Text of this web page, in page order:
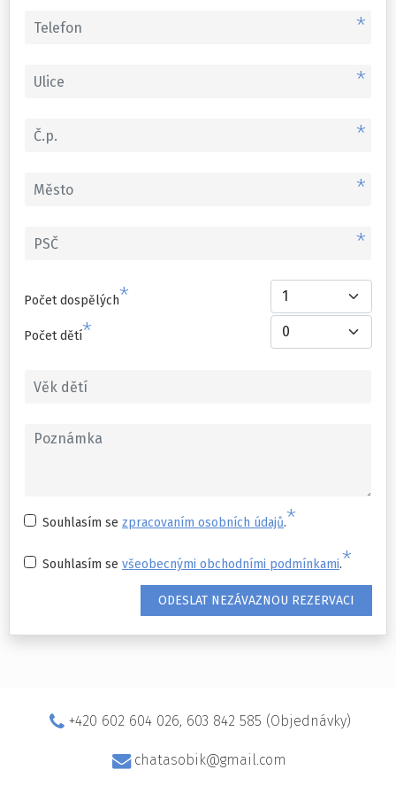
*
*
*
*
*
Počet dospělých*
Počet dětí*
Souhlasím se zpracovaním osobních údajů.*
Souhlasím se všeobecnými obchodními podmínkami.*
ODESLAT NEZÁVAZNOU REZERVACI
+420 602 604 026, 603 842 585 (Objednávky)
chatasobik@gmail.com